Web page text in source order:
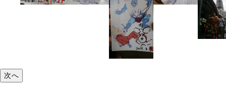
次へ